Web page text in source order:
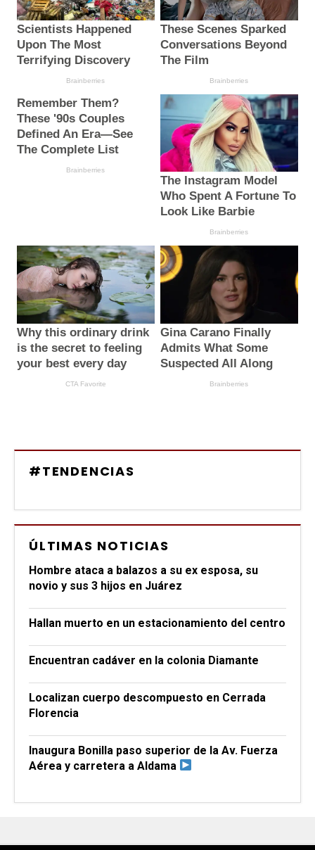
#TENDENCIAS
ÚLTIMAS NOTICIAS
Hombre ataca a balazos a su ex esposa, su
novio y sus 3 hijos en Juárez
Hallan muerto en un estacionamiento del centro
Encuentran cadáver en la colonia Diamante
Localizan cuerpo descompuesto en Cerrada
Florencia
Inaugura Bonilla paso superior de la Av. Fuerza
Aérea y carretera a Aldama